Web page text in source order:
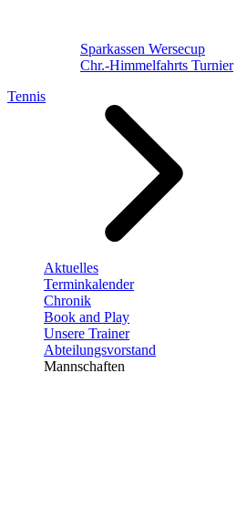
Sparkassen Wersecup
Chr.-Himmelfahrts Turnier
Tennis
Aktuelles
Terminkalender
Chronik
Book and Play
Unsere Trainer
Abteilungsvorstand
Mannschaften